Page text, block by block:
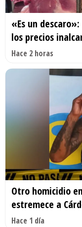
«Es un
los precios
Hace 2 horas
Otro homicidio
estremece a
Hace 1 día